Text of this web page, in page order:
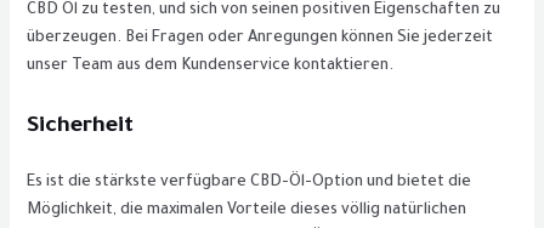
CBD Öl zu testen, und sich von seinen positiven Eigenschaften zu
überzeugen. Bei Fragen oder Anregungen können Sie jederzeit
unser Team aus dem Kundenservice kontaktieren.
Sicherheit
Es ist die stärkste verfügbare CBD-Öl-Option und bietet die
Möglichkeit, die maximalen Vorteile dieses völlig natürlichen